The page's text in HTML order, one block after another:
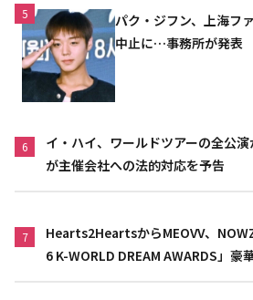
5
パク・ジフン、上海フ
中止に…事務所が発表
6
イ・ハイ、ワールドツアーの全公
が主催会社への法的対応を予告
7
Hearts2HeartsからMEOVV、
6 K-WORLD DREAM AWARDS」豪